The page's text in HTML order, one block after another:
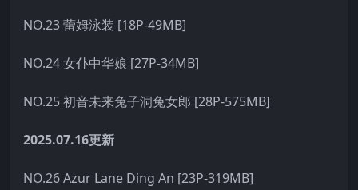
NO.23 蕾姆泳装 [18P-49MB]
NO.24 女仆中华娘 [27P-34MB]
NO.25 初音未来兔子洞兔女郎 [28P-575MB]
2025.07.16更新
NO.26 Azur Lane Ding An [23P-319MB]